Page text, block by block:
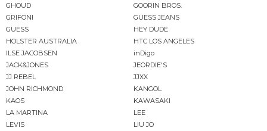
GHOUD
GOORIN BROS.
GRIFONI
GUESS JEANS
GUESS
HEY DUDE
HOLSTER AUSTRALIA
HTC LOS ANGELES
ILSE JACOBSEN
inDigo
JACK&JONES
JEORDIE'S
JJ REBEL
JJXX
JOHN RICHMOND
KANGOL
KAOS
KAWASAKI
LA MARTINA
LEE
LEVIS
LIU JO